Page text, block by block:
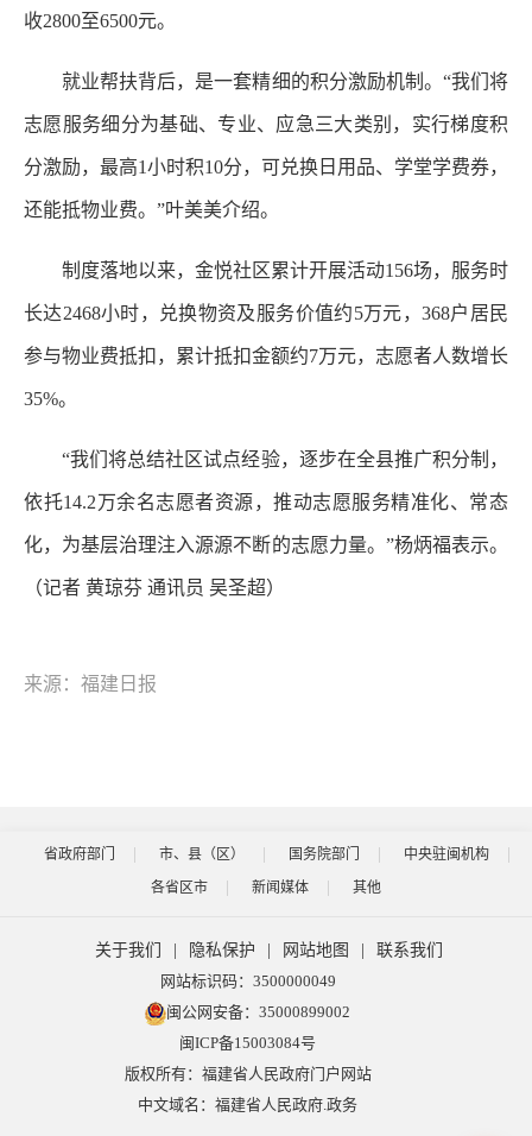
收2800至6500元。
就业帮扶背后，是一套精细的积分激励机制。“我们将
志愿服务细分为基础、专业、应急三大类别，实行梯度积
分激励，最高1小时积10分，可兑换日用品、学堂学费券，
还能抵物业费。”叶美美介绍。
制度落地以来，金悦社区累计开展活动156场，服务时
长达2468小时，兑换物资及服务价值约5万元，368户居民
参与物业费抵扣，累计抵扣金额约7万元，志愿者人数增长
35%。
“我们将总结社区试点经验，逐步在全县推广积分制，
依托14.2万余名志愿者资源，推动志愿服务精准化、常态
化，为基层治理注入源源不断的志愿力量。”杨炳福表示。
（记者 黄琼芬 通讯员 吴圣超）
来源：福建日报
省政府部门 市、县（区） 国务院部门
中央驻闽机构
各省区市
新闻媒体 其他
关于我们 隐私保护 网站地图
联系我们
网站标识码：3500000049
闽公网安备：35000899002
闽ICP备15003084号
版权所有：福建省人民政府门户网站
中文域名：福建省人民政府.政务